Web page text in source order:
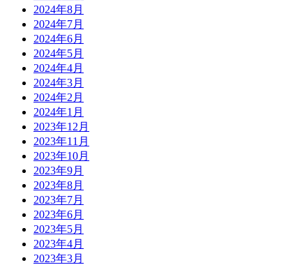
2024年8月
2024年7月
2024年6月
2024年5月
2024年4月
2024年3月
2024年2月
2024年1月
2023年12月
2023年11月
2023年10月
2023年9月
2023年8月
2023年7月
2023年6月
2023年5月
2023年4月
2023年3月